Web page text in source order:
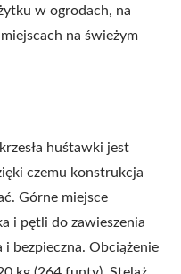
w ogrodach, na
na świeżym
huśtawki jest
czemu konstrukcja
Górne miejsce
i pętli do zawieszenia
i bezpieczna. Obciążenie